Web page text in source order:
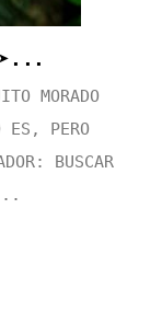
➤...
MORADO
ES, PERO
BUSCAR
...